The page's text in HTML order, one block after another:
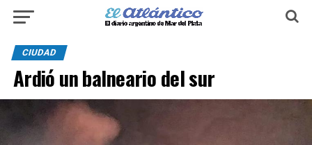
CIUDAD
Ardió un balneario del sur